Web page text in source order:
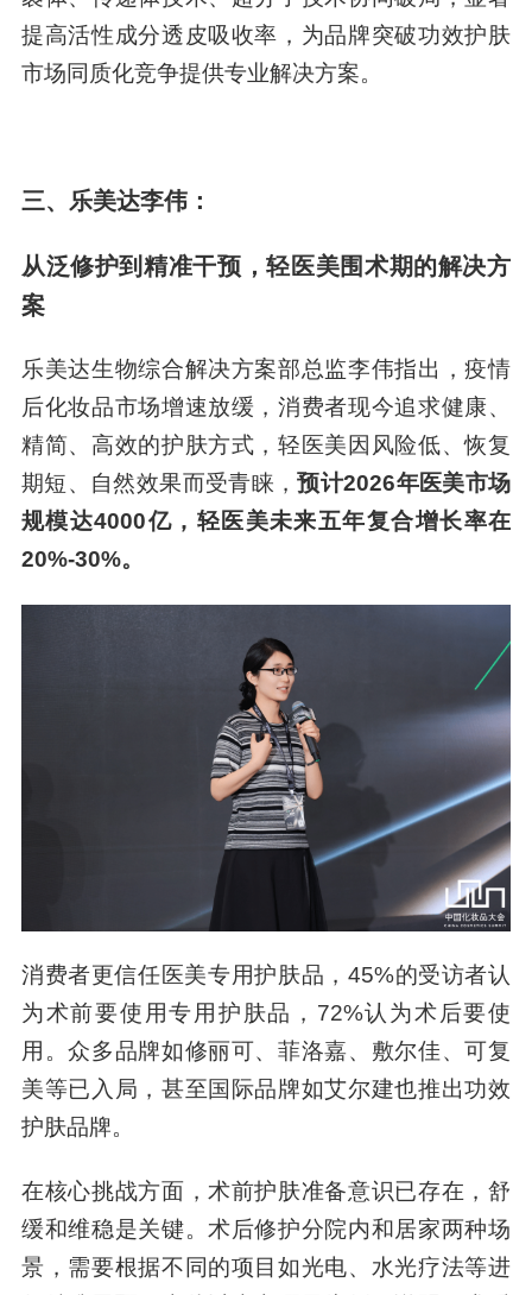
提高活性成分透皮吸收率，为品牌突破功效护肤
市场同质化竞争提供专业解决方案。
三、乐美达李伟：
从泛修护到精准干预，轻医美围术期的解决方
案
乐美达生物综合解决方案部总监李伟指出，疫情
后化妆品市场增速放缓，消费者现今追求健康、
精简、高效的护肤方式，轻医美因风险低、恢复
期短、自然效果而受青睐，预计2026年医美市场
规模达4000亿，轻医美未来五年复合增长率在
20%-30%。
消费者更信任医美专用护肤品，45%的受访者认
为术前要使用专用护肤品，72%认为术后要使
用。众多品牌如修丽可、菲洛嘉、敷尔佳、可复
美等已入局，甚至国际品牌如艾尔建也推出功效
护肤品牌。
在核心挑战方面，术前护肤准备意识已存在，舒
缓和维稳是关键。术后修护分院内和居家两种场
景，需要根据不同的项目如光电、水光疗法等进